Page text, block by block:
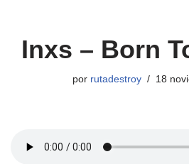
Inxs – Born
por rutadestroy 18